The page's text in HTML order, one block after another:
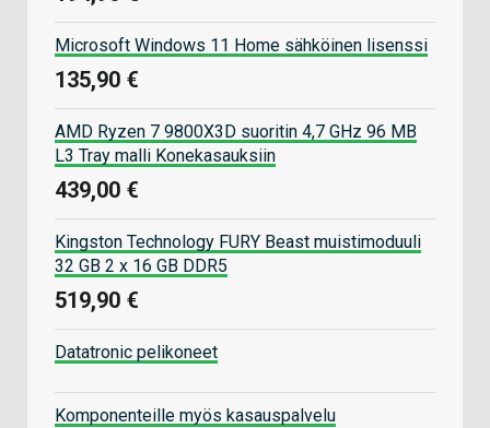
Microsoft Windows 11 Home sähköinen lisenssi
135,90 €
AMD Ryzen 7 9800X3D suoritin 4,7 GHz 96 MB
L3 Tray malli Konekasauksiin
439,00 €
Kingston Technology FURY Beast muistimoduuli
32 GB 2 x 16 GB DDR5
519,90 €
Datatronic pelikoneet
Komponenteille myös kasauspalvelu